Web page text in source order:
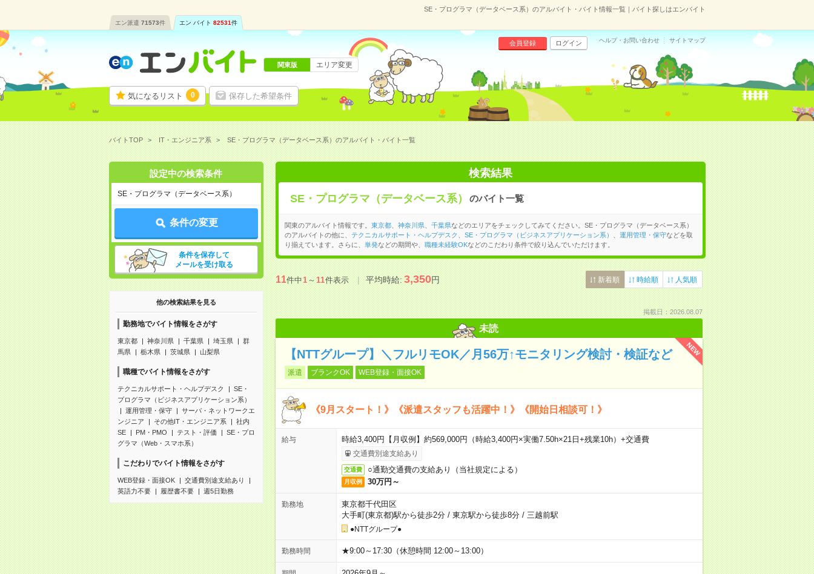
SE・プログラマ（データベース系）のアルバイト・バイト情報一覧｜バイト探しはエンバイト
エン派遣 71573件 エン バイト 82531件
気になるリスト 0 保存した希望条件
会員登録 ログイン ヘルプ・お問い合わせ サイトマップ
関東版 エリア変更
バイトTOP IT・エンジニア系 SE・プログラマ（データベース系）のアルバイト・バイト一覧
設定中の検索条件
SE・プログラマ（データベース系）
条件の変更
条件を保存して
メールを受け取る
他の検索結果を見る
勤務地でバイト情報をさがす
東京都 神奈川県 千葉県 埼玉県
群
馬県
栃木県 茨城県 山梨県
職種でバイト情報をさがす
テクニカルサポート・ヘルプデスク
SE・
プログラマ（ビジネスアプリケーション系）
運用管理・保守
サーバ・ネットワークエ
ンジニア
その他IT・エンジニア系
社内
SE
PM・PMO テスト・評価
SE・プロ
グラマ（Web・スマホ系）
こだわりでバイト情報をさがす
WEB登録・面接OK
交通費別途支給あり
英語力不要
履歴書不要 週5日勤務
検索結果
SE・プログラマ（データベース系） のバイト一覧
関東のアルバイト情報です。 東京都、 神奈川県、 千葉県などのエリアをチェックしてみてください。SE・プログラマ（データベース系）
のアルバイトの他に、 テクニカルサポート・ヘルプデスク SE・プログラマ（ビジネスアプリケーション系） 運用管理・保守などを取
り揃えています。さらに、
単発などの期間や、 職種未経験OKなどのこだわり条件で絞り込んでいただけます。
11件中1～11件表示 平均時給:3,350円 新着順 時給順 人気順
掲載日：2026.08.07
未読
NEW
【NTTグループ】＼フルリモOK／月56万↑モニタリング検討・検証など
派遣 ブランクOK WEB登録・面接OK
《9月スタート！》《派遣スタッフも活躍中！》《開始日相談可！》
給与 時給3,400円【月収例】約569,000円（時給3,400円×実働7.50h×21日+残業10h）+交通費
交通費別途支給あり
交通費 ○通勤交通費の支給あり（当社規定による）
月収例 30万円～
勤務地
東京都千代田区
大手町(東京都)駅から徒歩2分/ 東京駅から徒歩8分/ 三越前駅
●NTTグループ●
勤務時間 ★9:00～17:30（休憩時間 12:00～13:00）